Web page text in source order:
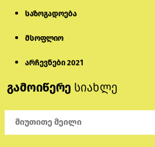
საზოგადოება
მსოფლიო
არჩევნები 2021
გამოიწერე სიახლე